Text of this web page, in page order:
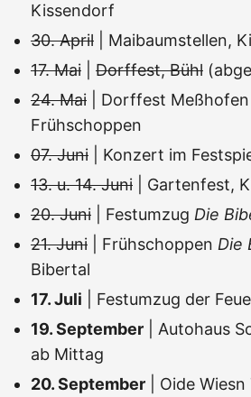
Kissendorf
30. April | Maibaumstellen,
17. Mai
Dorffest, Bühl
24. Mai | Dorffest
Frühschoppen
07. Juni | Konzert im
13. u. 14. Juni | Gartenfest,
20. Juni | Festumzug Die
21. Juni | Frühschoppen Die
Bibertal
17. Juli | Festumzug der
19. September | Autohaus
ab Mittag
20. September | Oide